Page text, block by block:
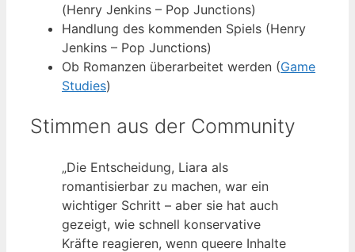
(Henry Jenkins – Pop Junctions)
Handlung des kommenden Spiels (Henry
Jenkins – Pop Junctions)
Ob Romanzen überarbeitet werden (Game
Studies)
Stimmen aus der Community
„Die Entscheidung, Liara als
romantisierbar zu machen, war ein
wichtiger Schritt – aber sie hat auch
gezeigt, wie schnell konservative
Kräfte reagieren, wenn queere Inhalte